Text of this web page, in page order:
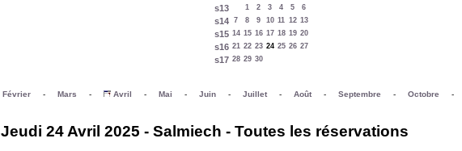
s13 1 2 3 4 5 6
s14 7 8 9 10 11 12 13
s15 14 15 16 17 18 19 20
s16 21 22 23 24 25 26 27
s17 28 29 30
Février- Mars - Avril - Mai - Juin- Juillet- Août- Septembre - Octobre -
Jeudi 24 Avril 2025 - Salmiech - Toutes les réservations